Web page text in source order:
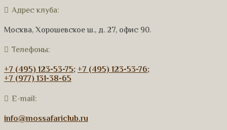
Адрес клуба:
Москва, Хорошевское ш., д. 27, офис 90.
Телефоны:
+7 (495) 123-53-75; +7 (495) 123-53-76;
+7 (977) 131-38-65
E-mail:
info@mossafariclub.ru